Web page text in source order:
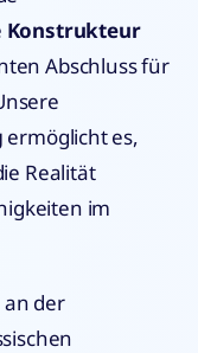
Konstrukteur
Abschluss für
ermöglicht es,
Realität
im
an der